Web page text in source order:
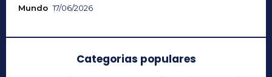
Mundo 17/06/2026
Categorias populares